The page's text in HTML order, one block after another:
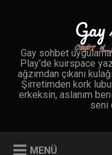
Gay sohbet
Play'de kuirspace
ağzımdan çıkanı
Şirretimden kork
erkeksin, aslanım
seni
MENÜ